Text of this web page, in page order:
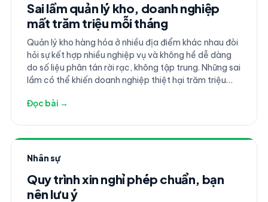
Sai lầm quản lý kho, doanh nghiệp
mất trăm triệu mỗi tháng
Quản lý kho hàng hóa ở nhiều địa điểm khác nhau đòi
hỏi sự kết hợp nhiều nghiệp vụ và không hề dễ dàng
do số liệu phân tán rời rạc, không tập trung. Những sai
lầm có thể khiến doanh nghiệp thiệt hại trăm triệu
Đọc bài →
Nhân sự
Quy trình xin nghỉ phép chuẩn, bạn
nên lưu ý